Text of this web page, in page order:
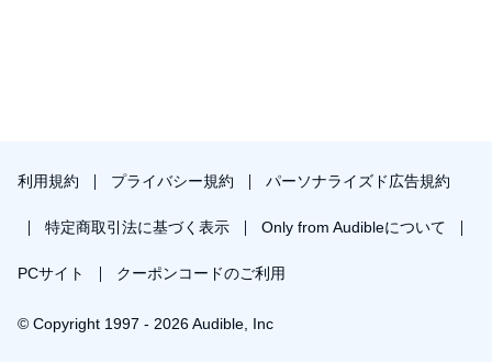
利用規約 プライバシー規約 パーソナライズド広告規約
特定商取引法に基づく表示 Only from Audibleについて
PCサイト クーポンコードのご利用
© Copyright 1997 - 2026 Audible, Inc